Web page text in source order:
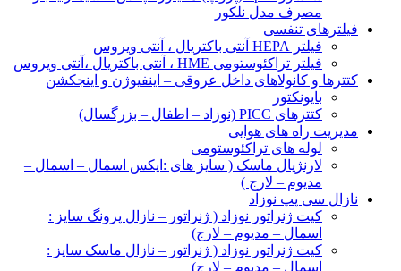
مصرف مدل نلکور
فیلترهای تنفسی
فیلتر HEPA آنتی باکتریال ، آنتی ویروس
فیلتر تراکئوستومی HME ، آنتی باکتریال ،آنتی ویروس
کتترها و کانولاهای داخل عروقی – اینفیوژن و اینجکشن
بایونکتور
کتترهای PICC (نوزاد – اطفال – بزرگسال)
مدیریت راه های هوایی
لوله های تراکئوستومی
لارنژیال ماسک ( سایز های :ایکس اسمال – اسمال –
مدیوم – لارج )
نازال سی پپ نوزاد
کیت ژنراتور نوزاد ( ژنراتور – نازال پرونگ سایز :
اسمال – مدیوم – لارج)
کیت ژنراتور نوزاد ( ژنراتور – نازال ماسک سایز :
اسمال – مدیوم – لارج)